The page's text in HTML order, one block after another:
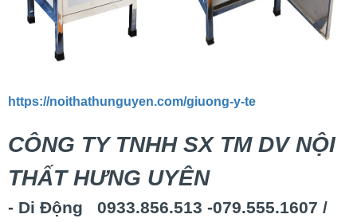
https://noithathunguyen.com/giuong-y-te
CÔNG TY TNHH SX TM DV NỘI
THẤT HƯNG UYÊN
- Di Động 0933.856.513 -079.555.1607 /